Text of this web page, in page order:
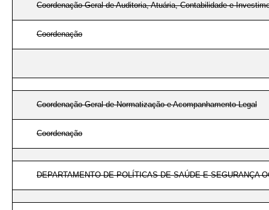
Coordenação-Geral de Auditoria, Atuária, Contabilidade e
Coordenação
Coordenação-Geral de Normatização e Acompanhamento Legal
Coordenação
DEPARTAMENTO DE POLÍTICAS DE SAÚDE E SEGURANÇA